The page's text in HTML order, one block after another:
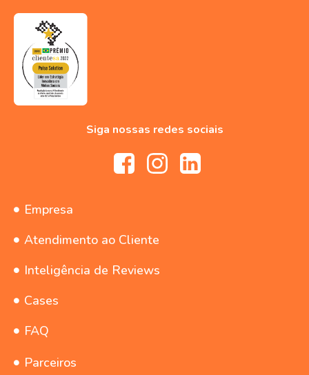
Siga nossas redes sociais
Empresa
Atendimento ao Cliente
Inteligência de Reviews
Cases
FAQ
Parceiros